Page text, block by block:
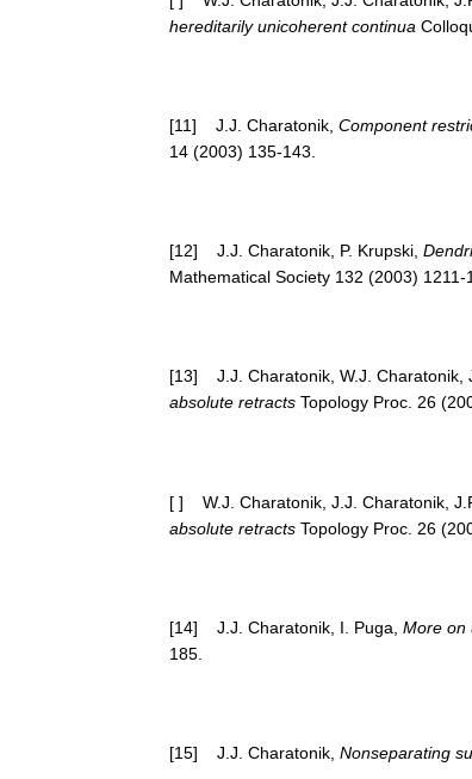
hereditarily unicoherent continua
[11] J.J. Charatonik, Component
14 (2003) 135-143.
[12] J.J. Charatonik, P. Krupski,
Mathematical Society 132 (2003) 1211-
[13] J.J. Charatonik, W.J. Charatonik,
absolute retracts Topology Proc. 26
[ ] W.J. Charatonik, J.J. Charatonik,
absolute retracts Topology Proc. 26
[14] J.J. Charatonik, I. Puga, More on
185.
[15] J.J. Charatonik, Nonseparating